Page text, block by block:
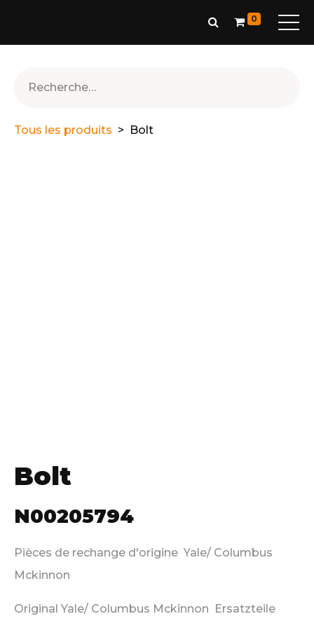
0
Tous les produits Bolt
Bolt
N00205794
Pièces de rechange d'origine Yale/ Columbus
Mckinnon
Original Yale/ Columbus Mckinnon Ersatzteile